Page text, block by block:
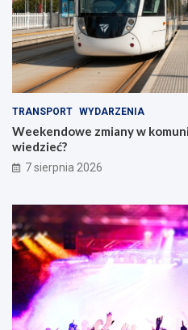
TRANSPORT WYDARZENIA
Weekendowe zmiany w
wiedzieć?
7 sierpnia 2026